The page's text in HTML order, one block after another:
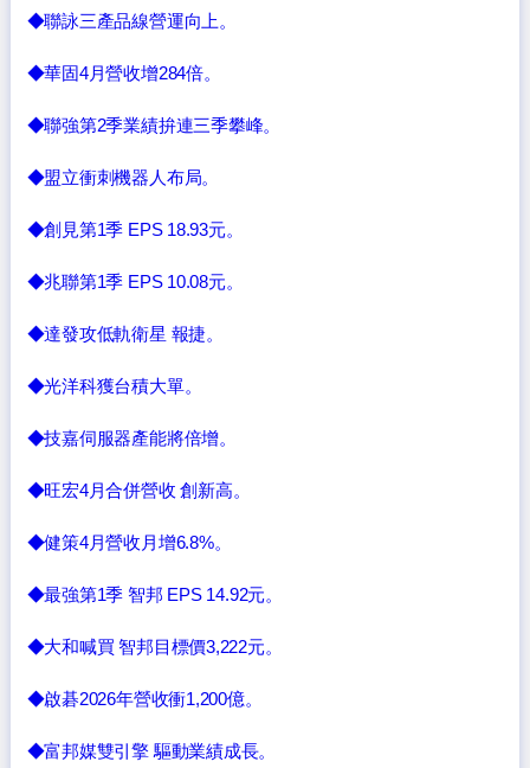
◆聯詠三產品線營運向上。
◆華固4月營收增284倍。
◆聯強第2季業績拚連三季攀峰。
◆盟立衝刺機器人布局。
◆創見第1季 EPS 18.93元。
◆兆聯第1季 EPS 10.08元。
◆達發攻低軌衛星 報捷。
◆光洋科獲台積大單。
◆技嘉伺服器產能將倍增。
◆旺宏4月合併營收 創新高。
◆健策4月營收月增6.8%。
◆最強第1季 智邦 EPS 14.92元。
◆大和喊買 智邦目標價3,222元。
◆啟碁2026年營收衝1,200億。
◆富邦媒雙引擎 驅動業績成長。